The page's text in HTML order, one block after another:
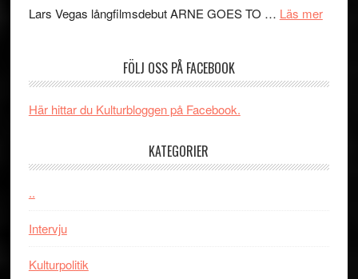
i
styra
Svärtan
människans
unga
Lars Vegas långfilmsdebut ARNE GOES TO … Läs merom
ARNE
får
FÖLJ OSS PÅ FACEBOOK
Här hittar du Kulturbloggen på Facebook.
KATEGORIER
..
Intervju
Kulturpolitik